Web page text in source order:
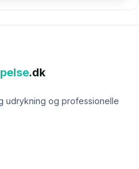
.dk
udrykning og professionelle